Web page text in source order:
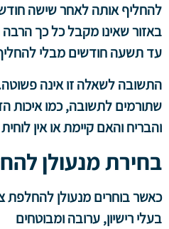
להחליף אותה לאחר שישה
באזור שאינו מקבל כל כך הרבה
עד תשעה חודשים מבלי
התשובה לשאלה זו אינה
שתורמים לתשובה, כמו איכות
והבריח והאם קיימת או אין
בחירת מנעולן
כאשר בוחרים מנעולן להחלפת
בעלי רישיון, ערובה ומבוטחים